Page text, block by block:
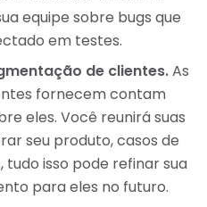
equipe sobre bugs que
em testes.
de clientes.As
fornecem contam
eles. Você reunirá suas
seu produto, casos de
tudo isso pode refinar sua
para eles no futuro.